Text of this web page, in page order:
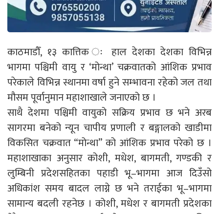
काठमाडौँ, १३ कात्तिक ः हाल देशका देशका विभिन्न
भागमा पश्चिमी वायु र ‘मोन्था’ चक्रवातको आंशिक प्रभाव
परेकाले विभिन्न स्थानमा वर्षा हुने सम्भावना रहेको जल तथा
मौसम पूर्वानुमान महाशाखाले जनाएको छ ।
साथै देशमा पश्चिमी वायुको सक्रिय प्रभाव छ भने अरब
सागरमा बनेको न्यून चापीय प्रणाली र बङ्गालको खाडीमा
विकसित चक्रवात “मोन्था” को आंशिक प्रभाव परेको छ ।
महाशाखाका अनुसार कोशी, मधेश, बागमती, गण्डकी र
लुम्बिनी प्रदेशसहितका पहाडी भू–भागमा आज दिउँसो
अधिकांश समय बादल लाग्ने छ भने तराईका भू–भागमा
सामान्य बदली रहनेछ । कोशी, मधेश र बागमती प्रदेशका